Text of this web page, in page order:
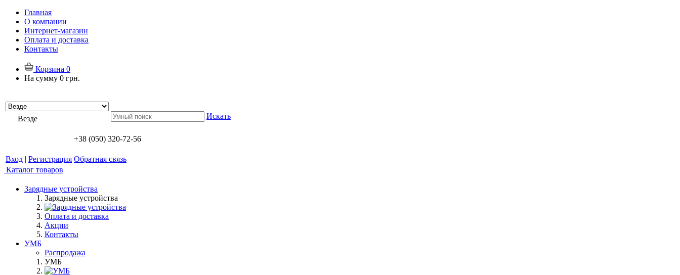
Главная
О компании
Интернет-магазин
Оплата и доставка
Контакты
Корзина 0
На сумму 0 грн.
Везде Искать
+38 (050) 320-72-56
Вход | Регистрация Обратная связь
Каталог товаров
Зарядные устройства
Зарядные устройства
Оплата и доставка
Акции
Контакты
УМБ
Распродажа
УМБ